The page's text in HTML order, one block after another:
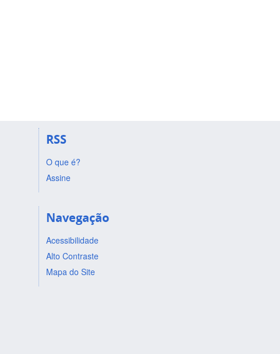
RSS
O que é?
Assine
Navegação
Acessibilidade
Alto Contraste
Mapa do Site